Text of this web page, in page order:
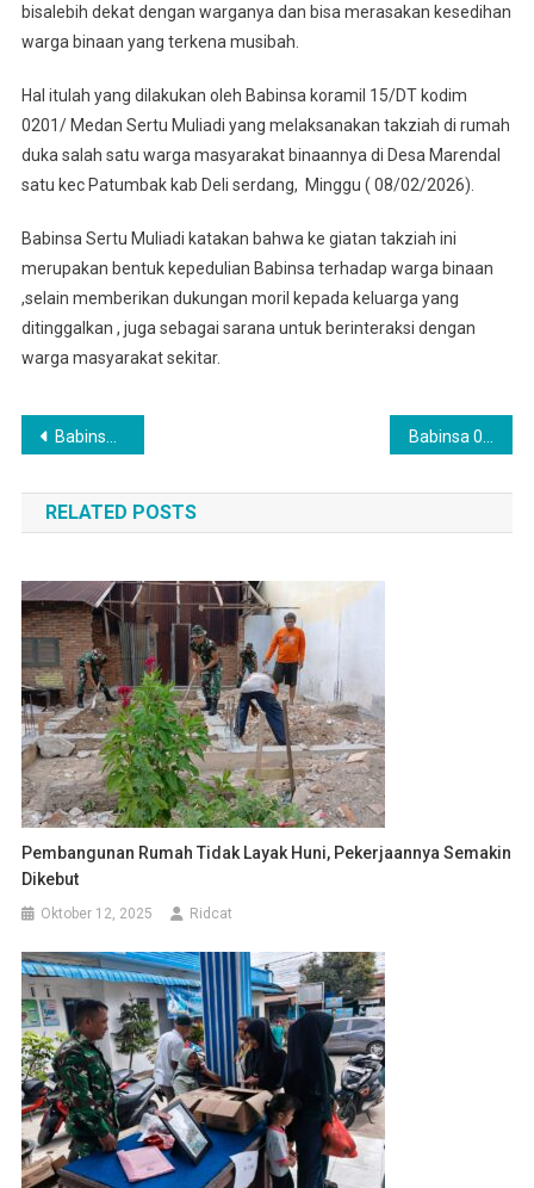
bisalebih dekat dengan warganya dan bisa merasakan kesedihan
warga binaan yang terkena musibah.
Hal itulah yang dilakukan oleh Babinsa koramil 15/DT kodim
0201/ Medan Sertu Muliadi yang melaksanakan takziah di rumah
duka salah satu warga masyarakat binaannya di Desa Marendal
satu kec Patumbak kab Deli serdang, Minggu ( 08/02/2026).
Babinsa Sertu Muliadi katakan bahwa ke giatan takziah ini
merupakan bentuk kepedulian Babinsa terhadap warga binaan
,selain memberikan dukungan moril kepada keluarga yang
ditinggalkan , juga sebagai sarana untuk berinteraksi dengan
warga masyarakat sekitar.
Navigasi
pos
Babinsa Koramil 0201-14/PB, Silahturahmi Dan Berbincang Santai Dengan Warga Binaan
RELATED POSTS
Pembangunan Rumah Tidak Layak Huni, Pekerjaannya Semakin
Dikebut
Oktober 12, 2025 Ridcat